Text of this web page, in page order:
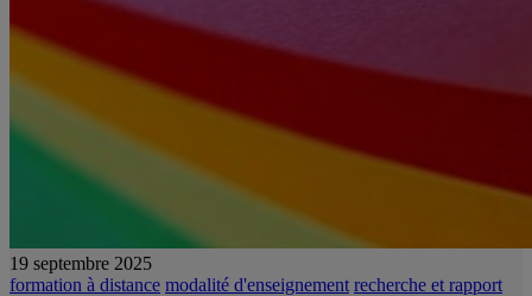
19 septembre 2025
formation à distance modalité d'enseignement recherche et rapport